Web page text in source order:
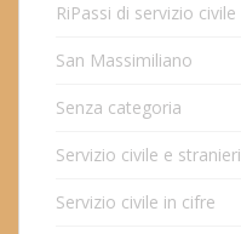
RiPassi di servizio civile
San Massimiliano
Senza categoria
Servizio civile e stranieri
Servizio civile in cifre